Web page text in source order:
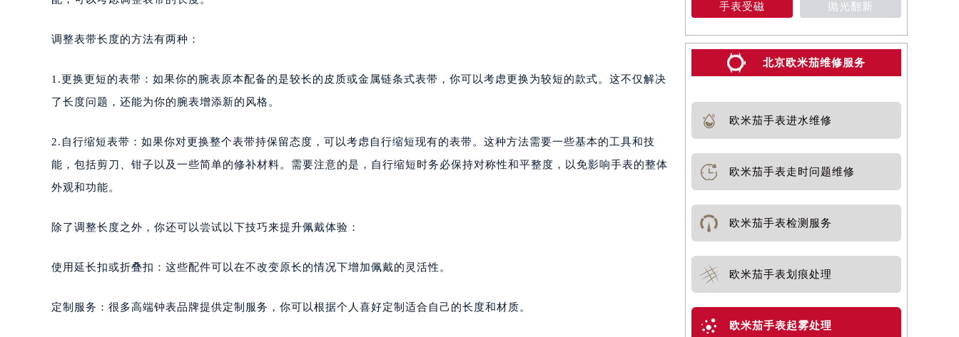
调整表带长度的方法有两种：
1.更换更短的表带：如果你的腕表原本配备的是较长的皮质或金属链条式表带，你可以考虑更换为较短的款式。这不仅解决
了长度问题，还能为你的腕表增添新的风格。
2.自行缩短表带：如果你对更换整个表带持保留态度，可以考虑自行缩短现有的表带。这种方法需要一些基本的工具和技
能，包括剪刀、钳子以及一些简单的修补材料。需要注意的是，自行缩短时务必保持对称性和平整度，以免影响手表的整体
外观和功能。
除了调整长度之外，你还可以尝试以下技巧来提升佩戴体验：
使用延长扣或折叠扣：这些配件可以在不改变原长的情况下增加佩戴的灵活性。
定制服务：很多高端钟表品牌提供定制服务，你可以根据个人喜好定制适合自己的长度和材质。
手表受磁 抛光翻新
北京欧米茄维修服务
欧米茄手表进水维修
欧米茄手表走时问题维修
欧米茄手表检测服务
欧米茄手表划痕处理
欧米茄手表起雾处理